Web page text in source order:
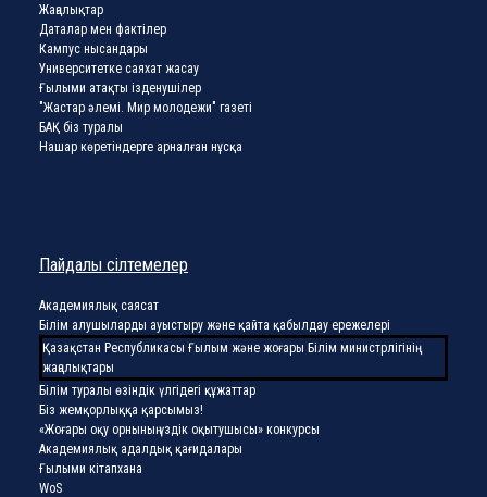
Жаңалықтар
Даталар мен фактілер
Кампус нысандары
Университетке саяхат жасау
Ғылыми атақты ізденушілер
"Жастар әлемі. Мир молодежи" газеті
БАҚ біз туралы
Нашар көретіндерге арналған нұсқа
Пайдалы сілтемелер
Академиялық саясат
Білім алушыларды ауыстыру және қайта қабылдау ережелері
Қазақстан Республикасы Ғылым және жоғары Білім министрлігінің
жаңалықтары
Білім туралы өзіндік үлгідегі құжаттар
Біз жемқорлыққа қарсымыз!
«Жоғары оқу орнының үздік оқытушысы» конкурсы
Академиялық адалдық қағидалары
Ғылыми кітапхана
WoS